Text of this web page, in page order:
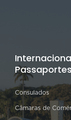
Passaportes
Consulados
Câmaras de